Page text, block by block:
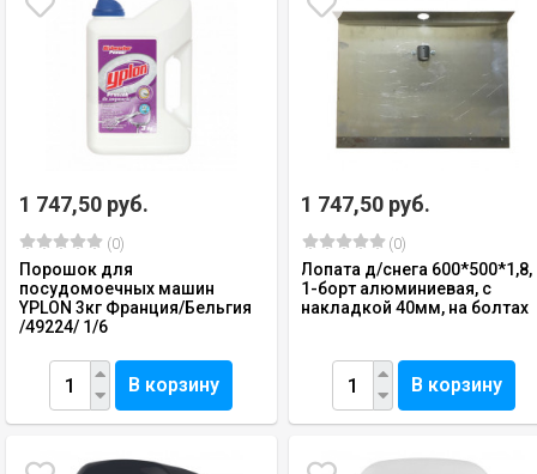
1 747,50 руб.
(0)
Порошок для
посудомоечных машин
YPLON 3кг Франция/Бельгия
/49224/ 1/6
В корзину
1 747,50 руб.
(0)
Лопата д/снега 600*500*1,8,
1-борт алюминиевая, с
накладкой 40мм, на болтах
В корзину